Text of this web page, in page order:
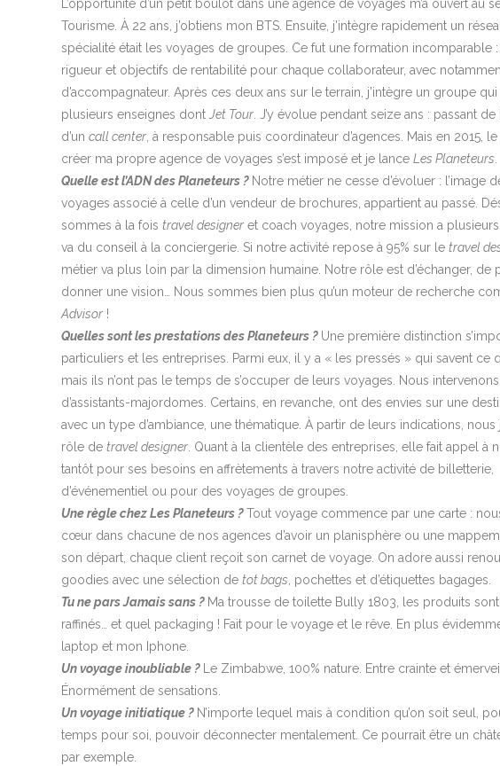
L’opportunité d’un petit boulot dans une agence de voyages m’a ouvert au
Tourisme. À 22 ans, j’obtiens mon BTS. Ensuite, j’intègre rapidement un
spécialité était les voyages de groupes. Ce fut une formation incomparable :
rigueur et objectifs de rentabilité pour chaque collaborateur, avec
d’accompagnateur. Après ces deux ans sur le terrain, j’intègre un groupe
plusieurs enseignes dontJet Tour. J’y évolue pendant seize ans : passant de
d’un call center, à responsable puis coordinateur d’agences. Mais en 2015,
créer ma propre agence de voyages s’est imposé et je lance Les Planeteurs.
Quelle est l’ADN des Planeteurs ? Notre métier ne cesse d’évoluer : l’image
voyages associé à celle d’un vendeur de brochures, appartient au passé.
sommes à la fois travel designeret coach voyages, notre mission a
va du conseil à la conciergerie. Si notre activité repose à 95% sur le travel
métier va plus loin par la dimension humaine. Notre rôle est d’échanger, de
donner une vision… Nous sommes bien plus qu’un moteur de recherche
Advisor!
Quelles sont les prestations des Planeteurs ? Une première distinction
particuliers et les entreprises. Parmi eux, il y a « les pressés » qui savent ce
mais ils n’ont pas le temps de s’occuper de leurs voyages. Nous
d’assistants-majordomes. Certains, en revanche, ont des envies sur une
avec un type d’ambiance, une thématique. À partir de leurs indications,
rôle de travel designer. Quant à la clientèle des entreprises, elle fait appel à
tantôt pour ses besoins en affrètements à travers notre activité de billetterie,
d’événementiel ou pour des voyages de groupes.
Une règle chez Les Planeteurs ?Tout voyage commence par une carte :
cœur dans chacune de nos agences d’avoir un planisphère ou une
son départ, chaque client reçoit son carnet de voyage. On adore aussi
goodies avec une sélection de tot bags, pochettes et d’étiquettes bagages.
Tu ne pars Jamais sans ? Ma trousse de toilette Bully 1803, les produits
raffinés… et quel packaging ! Fait pour le voyage et le rêve. En plus
laptop et mon Iphone.
Un voyage inoubliable ? Le Zimbabwe, 100% nature. Entre crainte et
Énormément de sensations.
Un voyage initiatique ? N’importe lequel mais à condition qu’on soit seul,
temps pour soi, pouvoir déconnecter mentalement. Ce pourrait être un
par exemple.